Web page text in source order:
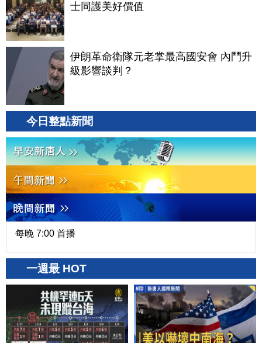
士同護美好價值
伊朗革命衛隊元老掌最高國安會 內鬥升
級影響談判？
今日整點新聞
每晚 7:00 首播
一週最 HOT